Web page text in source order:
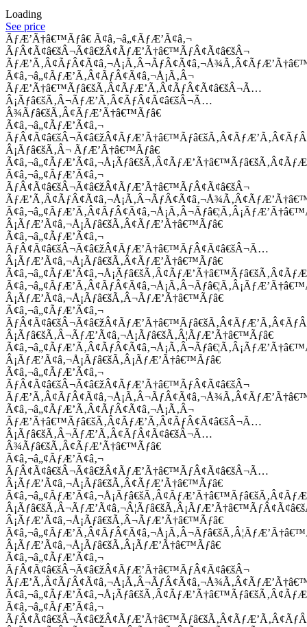
Loading
See price
ÃƒÆ’Ã†â€™Ãƒâ€ Ã¢â‚¬â„¢ÃƒÆ’Ã¢â‚¬
ÃƒÂ¢Ã¢â€šÂ¬Ã¢â€žÂ¢ÃƒÆ’Ã†â€™ÃƒÂ¢Ã¢â€šÂ¬
Ã¢â‚¬â„¢ÃƒÆ’Ã‚Â¢ÃƒÂ¢Ã¢â‚¬Å¡Ã‚Â¬
ÃƒÆ’Ã†â€™Ãƒâ€šÃ‚Â¢ÃƒÆ’Ã‚Â¢ÃƒÂ¢Ã¢â€šÂ¬Ã…
Â¡Ãƒâ€šÃ‚Â¬ÃƒÆ’Ã‚Â¢ÃƒÂ¢Ã¢â€šÂ¬Ã…
Â¾Ãƒâ€šÃ‚Â¢ÃƒÆ’Ã†â€™Ãƒâ€
Ã¢â‚¬â„¢ÃƒÆ’Ã¢â‚¬
Â¡Ãƒâ€šÃ‚Â¬ ÃƒÆ’Ã†â€™Ãƒâ€
Ã¢â‚¬â„¢ÃƒÆ’Ã¢â‚¬
ÃƒÂ¢Ã¢â€šÂ¬Ã¢â€žÂ¢ÃƒÆ’Ã†â€™ÃƒÂ¢Ã¢â€šÂ¬
Â¡ÃƒÆ’Ã¢â‚¬Å¡Ãƒâ€šÃ‚Â¢ÃƒÆ’Ã†â€™Ãƒâ€
Ã¢â‚¬â„¢ÃƒÆ’Ã¢â‚¬
ÃƒÂ¢Ã¢â€šÂ¬Ã¢â€žÂ¢ÃƒÆ’Ã†â€™ÃƒÂ¢Ã¢â€šÂ¬Ã…
Â¡ÃƒÆ’Ã¢â‚¬Å¡Ãƒâ€šÃ‚Â¢ÃƒÆ’Ã†â€™Ãƒâ€
Â¡ÃƒÆ’Ã¢â‚¬Å¡Ãƒâ€šÃ‚Â¬ÃƒÆ’Ã†â€™Ãƒâ€
Ã¢â‚¬â„¢ÃƒÆ’Ã¢â‚¬
Â¡Ãƒâ€šÃ‚Â¬ÃƒÆ’Ã¢â‚¬Å¡Ãƒâ€šÃ‚Â¦ÃƒÆ’Ã†â€™Ãƒâ€
Â¡ÃƒÆ’Ã¢â‚¬Å¡Ãƒâ€šÃ‚Â¡ÃƒÆ’Ã†â€™Ãƒâ€
Ã¢â‚¬â„¢ÃƒÆ’Ã¢â‚¬
ÃƒÂ¢Ã¢â€šÂ¬Ã¢â€žÂ¢ÃƒÆ’Ã†â€™ÃƒÂ¢Ã¢â€šÂ¬
Ã¢â‚¬â„¢ÃƒÆ’Ã‚Â¢ÃƒÂ¢Ã¢â‚¬Å¡Ã‚Â¬
ÃƒÆ’Ã†â€™Ãƒâ€šÃ‚Â¢ÃƒÆ’Ã‚Â¢ÃƒÂ¢Ã¢â€šÂ¬Ã…
Â¡Ãƒâ€šÃ‚Â¬ÃƒÆ’Ã‚Â¢ÃƒÂ¢Ã¢â€šÂ¬Ã…
Â¾Ãƒâ€šÃ‚Â¢ÃƒÆ’Ã†â€™Ãƒâ€
Ã¢â‚¬â„¢ÃƒÆ’Ã¢â‚¬
ÃƒÂ¢Ã¢â€šÂ¬Ã¢â€žÂ¢ÃƒÆ’Ã†â€™ÃƒÂ¢Ã¢â€šÂ¬Ã…
Â¡ÃƒÆ’Ã¢â‚¬Å¡Ãƒâ€šÃ‚Â¢ÃƒÆ’Ã†â€™Ãƒâ€
Â¡ÃƒÆ’Ã¢â‚¬Å¡Ãƒâ€šÃ‚Â¬ÃƒÆ’Ã†â€™Ãƒâ€
Â¡ÃƒÆ’Ã¢â‚¬Å¡Ãƒâ€šÃ‚Â¡ÃƒÆ’Ã†â€™Ãƒâ€
Ã¢â‚¬â„¢ÃƒÆ’Ã¢â‚¬
ÃƒÂ¢Ã¢â€šÂ¬Ã¢â€žÂ¢ÃƒÆ’Ã†â€™ÃƒÂ¢Ã¢â€šÂ¬
Ã¢â‚¬â„¢ÃƒÆ’Ã¢â‚¬